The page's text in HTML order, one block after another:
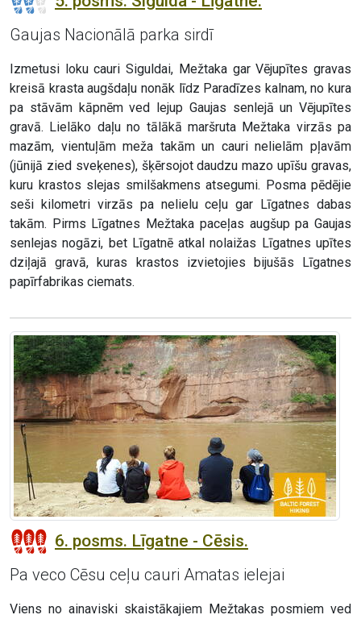
Gaujas Nacionālā parka sirdī
Izmetusi loku cauri Siguldai, Mežtaka gar Vējupītes gravas
kreisā krasta augšdaļu nonāk līdz Paradīzes kalnam, no kura
pa stāvām kāpnēm ved lejup Gaujas senlejā un Vējupītes
gravā. Lielāko daļu no tālākā maršruta Mežtaka virzās pa
mazām, vientuļām meža takām un cauri nelielām pļavām
(jūnijā zied sveķenes), šķērsojot daudzu mazo upīšu gravas,
kuru krastos slejas smilšakmens atsegumi. Posma pēdējie
seši kilometri virzās pa nelielu ceļu gar Līgatnes dabas
takām. Pirms Līgatnes Mežtaka paceļas augšup pa Gaujas
senlejas nogāzi, bet Līgatnē atkal nolaižas Līgatnes upītes
dziļajā gravā, kuras krastos izvietojies bijušās Līgatnes
papīrfabrikas ciemats.
6. posms. Līgatne - Cēsis.
Pa veco Cēsu ceļu cauri Amatas ielejai
Viens no ainaviski skaistākajiem Mežtakas posmiem ved